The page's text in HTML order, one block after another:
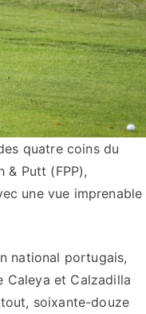
quatre coins du
& Putt (FPP),
une vue imprenable
national portugais,
Caleya et Calzadilla
soixante-douze